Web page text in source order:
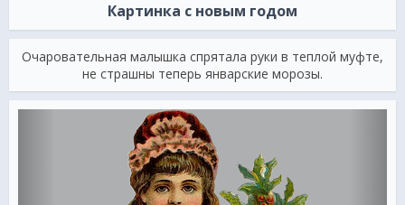
Картинка с новым годом
Очаровательная малышка спрятала руки в теплой муфте,
не страшны теперь январские морозы.